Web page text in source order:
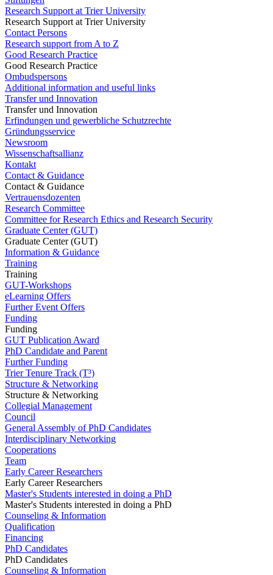
Research Support at Trier University
Research Support at Trier University
Contact Persons
Research support from A to Z
Good Research Practice
Good Research Practice
Ombudspersons
Additional information and useful links
Transfer und Innovation
Transfer und Innovation
Erfindungen und gewerbliche Schutzrechte
Gründungsservice
Newsroom
Wissenschaftsallianz
Kontakt
Contact & Guidance
Contact & Guidance
Vertrauensdozenten
Research Committee
Committee for Research Ethics and Research Security
Graduate Center (GUT)
Graduate Center (GUT)
Information & Guidance
Training
Training
GUT-Workshops
eLearning Offers
Further Event Offers
Funding
Funding
GUT Publication Award
PhD Candidate and Parent
Further Funding
Trier Tenure Track (T³)
Structure & Networking
Structure & Networking
Collegial Management
Council
General Assembly of PhD Candidates
Interdisciplinary Networking
Cooperations
Team
Early Career Researchers
Early Career Researchers
Master's Students interested in doing a PhD
Master's Students interested in doing a PhD
Counseling & Information
Qualification
Financing
PhD Candidates
PhD Candidates
Counseling & Information